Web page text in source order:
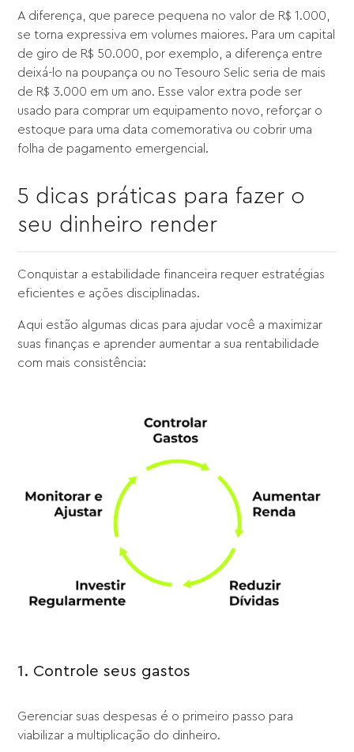
A diferença, que parece pequena no valor de R$ 1.000,
se torna expressiva em volumes maiores. Para um capital
de giro de R$ 50.000, por exemplo, a diferença entre
deixá-lo na poupança ou no Tesouro Selic seria de mais
de R$ 3.000 em um ano. Esse valor extra pode ser
usado para comprar um equipamento novo, reforçar o
estoque para uma data comemorativa ou cobrir uma
folha de pagamento emergencial.
5 dicas práticas para fazer o
seu dinheiro render
Conquistar a estabilidade financeira requer estratégias
eficientes e ações disciplinadas.
Aqui estão algumas dicas para ajudar você a maximizar
suas finanças e aprender aumentar a sua rentabilidade
com mais consistência:
1. Controle seus gastos
Gerenciar suas despesas é o primeiro passo para
viabilizar a multiplicação do dinheiro.